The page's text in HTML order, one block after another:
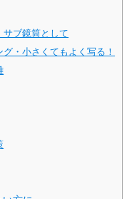
サブ鏡筒として
・小さくてもよく写る！